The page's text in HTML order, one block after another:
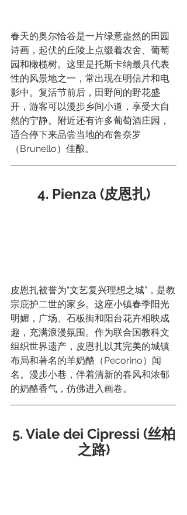
春天的奥尔恰谷是一片绿意盎然的田园
诗画，起伏的丘陵上点缀着农舍、葡萄
园和橄榄树。这里是托斯卡纳最具代表
性的风景地之一，常出现在明信片和电
影中。复活节前后，田野间的野花盛
开，游客可以漫步乡间小道，享受大自
然的宁静。附近还有许多葡萄酒庄园，
适合停下来品尝当地的布鲁奈罗
（Brunello）佳酿。
4. Pienza (皮恩扎)
皮恩扎被誉为“文艺复兴理想之城”，是教
宗庇护二世的家乡。这座小镇春季阳光
明媚，广场、石板街和阳台花卉相映成
趣，充满浪漫氛围。作为联合国教科文
组织世界遗产，皮恩扎以其完美的城镇
布局和著名的羊奶酪（Pecorino）闻
名。漫步小巷，伴着清新的春风和浓郁
的奶酪香气，仿佛进入画卷。
5. Viale dei Cipressi (丝柏
之路)